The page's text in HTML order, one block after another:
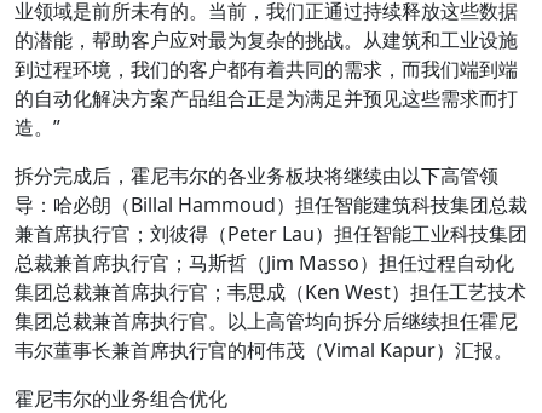
业领域是前所未有的。当前，我们正通过持续释放这些数据
的潜能，帮助客户应对最为复杂的挑战。从建筑和工业设施
到过程环境，我们的客户都有着共同的需求，而我们端到端
的自动化解决方案产品组合正是为满足并预见这些需求而打
造。”
拆分完成后，霍尼韦尔的各业务板块将继续由以下高管领
导：哈必朗（Billal Hammoud）担任智能建筑科技集团总裁
兼首席执行官；刘彼得（Peter Lau）担任智能工业科技集团
总裁兼首席执行官；马斯哲（Jim Masso）担任过程自动化
集团总裁兼首席执行官；韦思成（Ken West）担任工艺技术
集团总裁兼首席执行官。以上高管均向拆分后继续担任霍尼
韦尔董事长兼首席执行官的柯伟茂（Vimal Kapur）汇报。
霍尼韦尔的业务组合优化